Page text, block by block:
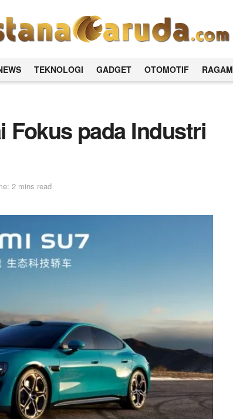
TEKNOLOGI GADGET OTOMOTIF RAGAM
Fokus pada Industri
2 mins read